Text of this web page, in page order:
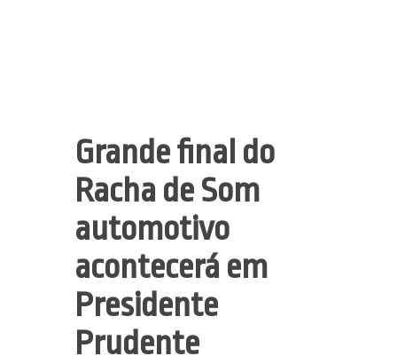
Grande final do
Racha de Som
automotivo
acontecerá em
Presidente
Prudente